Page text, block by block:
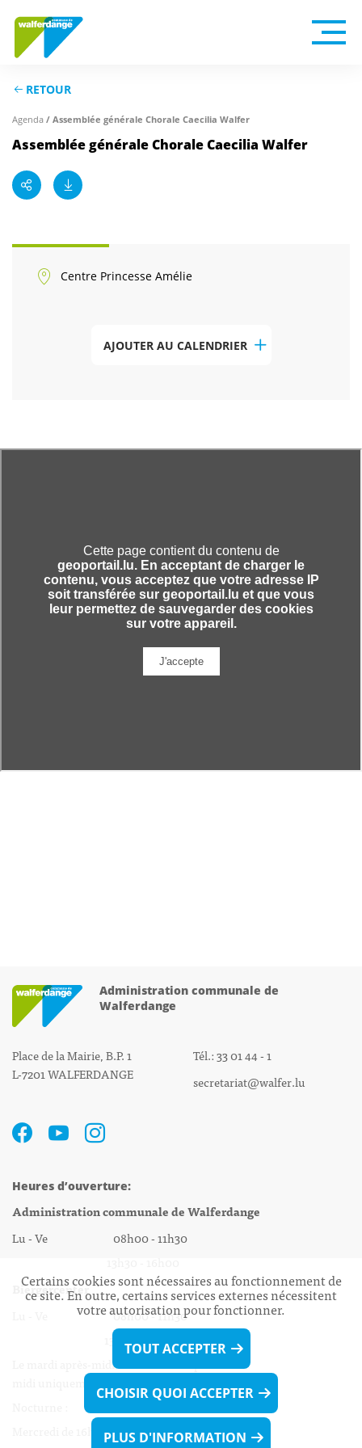
RETOUR
Agenda / Assemblée générale Chorale Caecilia Walfer
Assemblée générale Chorale Caecilia Walfer
Centre Princesse Amélie
AJOUTER AU CALENDRIER
Administration communale de
Walferdange
Place de la Mairie, B.P. 1
L-7201 WALFERDANGE
Tél.: 33 01 44 - 1
secretariat@walfer.lu
Heures d’ouverture:
Administration communale de Walferdange
Lu - Ve 08h00 - 11h30
Biergercenter
Lu - Ve 08h00 - 11h30
13h30 - 16h00
Le mardi après-midi et le vendredi après-
midi uniquement sur Rdv.
Mercredi de 16h00 - 18h45 uniquement sur Rdv
Certains cookies sont nécessaires au fonctionnement de
ce site. En outre, certains services externes nécessitent
votre autorisation pour fonctionner.
TOUT ACCEPTER
CHOISIR QUOI ACCEPTER
PLUS D'INFORMATION